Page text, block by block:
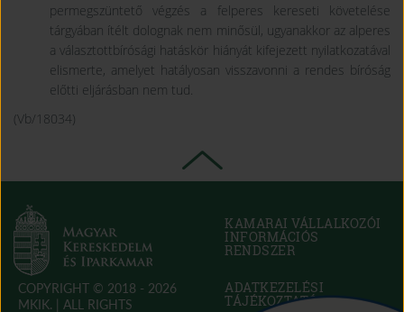
permegszüntető végzés a felperes kereseti követelése
tárgyában ítélt dolognak nem minősül, ugyanakkor az alperes
a választottbírósági hatáskör hiányát kifejezett nyilatkozatával
elismerte, amelyet hatályosan visszavonni a rendes bíróság
előtti eljárásban nem tud.
(Vb/18034)
COPYRIGHT © 2018 - 2026
MKIK. | ALL RIGHTS
KAMARAI VÁLLALKOZÓI
INFORMÁCIÓS
RENDSZER(OPEN
NEW
WINDOW)
ADATKEZELÉSI
TÁJÉKOZTATÓ